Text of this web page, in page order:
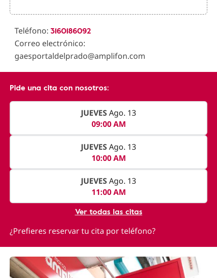
Teléfono: 3160186092
Correo electrónico:
gaesportaldelprado@amplifon.com
Pide una cita con nosotros:
JUEVESAgo. 13
09:00 AM
JUEVESAgo. 13
10:00 AM
JUEVESAgo. 13
11:00 AM
Ver todas las citas
¿Prefieres reservar tu cita por teléfono?